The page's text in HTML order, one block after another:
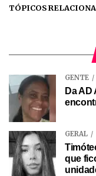
TÓPICOS
GENTE
Da
GERAL
que